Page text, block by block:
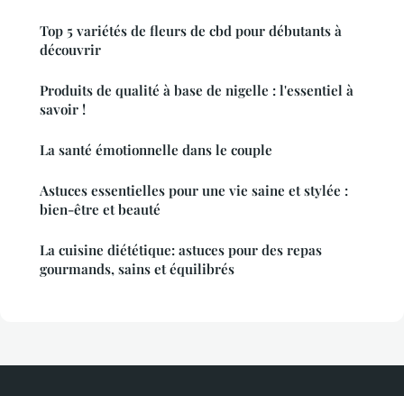
Top 5 variétés de fleurs de cbd pour débutants à
découvrir
Produits de qualité à base de nigelle : l'essentiel à
savoir !
La santé émotionnelle dans le couple
Astuces essentielles pour une vie saine et stylée :
bien-être et beauté
La cuisine diététique: astuces pour des repas
gourmands, sains et équilibrés